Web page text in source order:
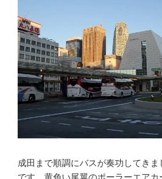
成田まで順調にバスが奏功してき
です。黄色い尾翼のポーラーエアカ